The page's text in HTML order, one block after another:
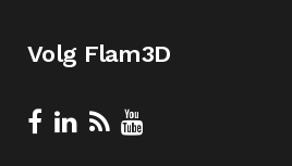
Volg Flam3D